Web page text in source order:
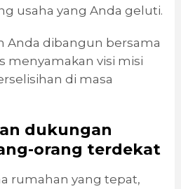
usaha yang Anda geluti.
Anda dibangun bersama
menyamakan visi misi
di masa
dukungan
orang terdekat
rumahan yang tepat,